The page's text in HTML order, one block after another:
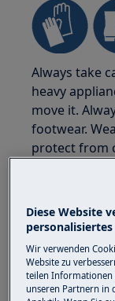
Always take
heavy
move it.
footwear.
protect from
WARNUNG!
Diese Website
Wir verwenden
Website zu
teilen Informationen
unseren Partnern in